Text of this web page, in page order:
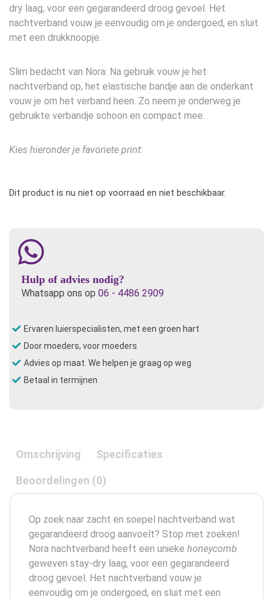
dry laag, voor een gegarandeerd droog gevoel. Het
nachtverband vouw je eenvoudig om je ondergoed, en sluit
met een drukknoopje.
Slim bedacht van Nora: Na gebruik vouw je het
nachtverband op, het elastische bandje aan de onderkant
vouw je om het verband heen. Zo neem je onderweg je
gebruikte verbandje schoon en compact mee.
Kies hieronder je favoriete print:
Dit product is nu niet op voorraad en niet beschikbaar.
Hulp of advies nodig?
Whatsapp ons op 06 - 4486 2909
Ervaren luierspecialisten, met een groen hart
Door moeders, voor moeders
Advies op maat. We helpen je graag op weg
Betaal in termijnen
Omschrijving Specificaties
Beoordelingen (0)
Op zoek naar zacht en soepel nachtverband wat
gegarandeerd droog aanvoelt? Stop met zoeken!
Nora nachtverband heeft een unieke honeycomb
geweven stay-dry laag, voor een gegarandeerd
droog gevoel. Het nachtverband vouw je
eenvoudig om je ondergoed, en sluit met een